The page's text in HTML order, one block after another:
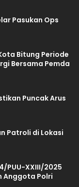
Pasukan Ops
Bitung Periode
Bersama Pemda
Puncak Arus
Patroli di Lokasi
PUU-XXIII/2025
Anggota Polri